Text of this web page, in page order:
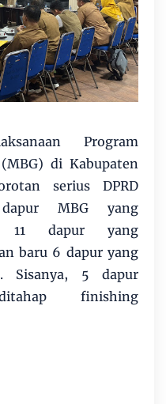
Program
di Kabupaten
serius DPRD
MBG yang
11 dapur yang
baru 6 dapur yang
Sisanya, 5 dapur
finishing